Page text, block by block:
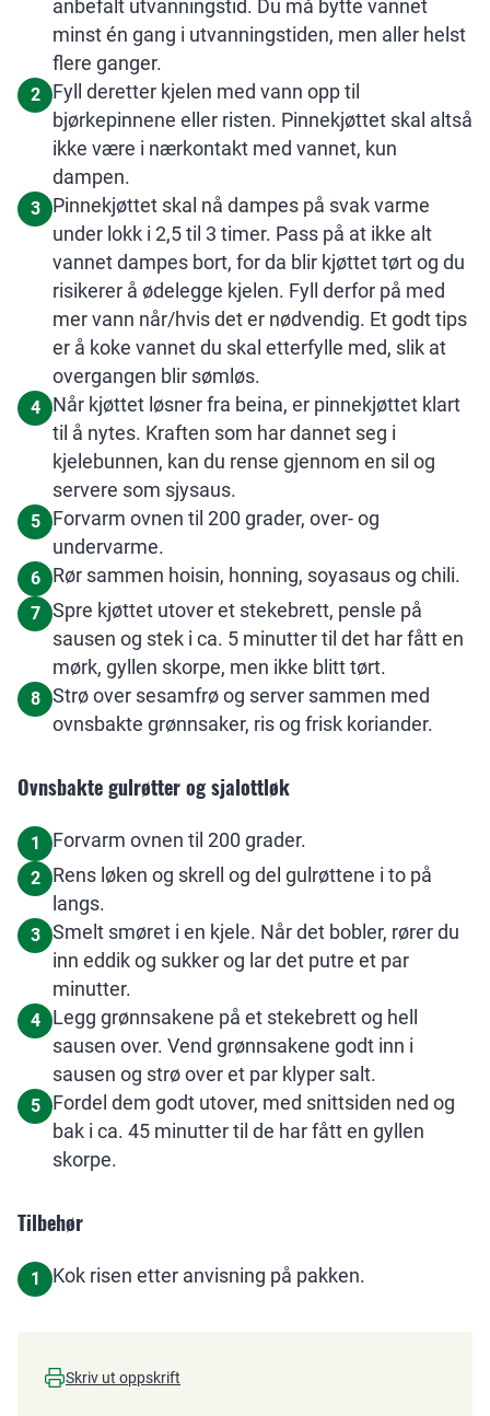
anbefalt utvanningstid. Du må bytte vannet
minst én gang i utvanningstiden, men aller helst
flere ganger.
2
Fyll deretter kjelen med vann opp til
bjørkepinnene eller risten. Pinnekjøttet skal altså
ikke være i nærkontakt med vannet, kun
dampen.
3
Pinnekjøttet skal nå dampes på svak varme
under lokk i 2,5 til 3 timer. Pass på at ikke alt
vannet dampes bort, for da blir kjøttet tørt og du
risikerer å ødelegge kjelen. Fyll derfor på med
mer vann når/hvis det er nødvendig. Et godt tips
er å koke vannet du skal etterfylle med, slik at
overgangen blir sømløs.
4
Når kjøttet løsner fra beina, er pinnekjøttet klart
til å nytes. Kraften som har dannet seg i
kjelebunnen, kan du rense gjennom en sil og
servere som sjysaus.
5
Forvarm ovnen til 200 grader, over- og
undervarme.
6 Rør sammen hoisin, honning, soyasaus og chili.
7
Spre kjøttet utover et stekebrett, pensle på
sausen og stek i ca. 5 minutter til det har fått en
mørk, gyllen skorpe, men ikke blitt tørt.
8
Strø over sesamfrø og server sammen med
ovnsbakte grønnsaker, ris og frisk koriander.
Ovnsbakte gulrøtter og sjalottløk
1 Forvarm ovnen til 200 grader.
2
Rens løken og skrell og del gulrøttene i to på
langs.
3
Smelt smøret i en kjele. Når det bobler, rører du
inn eddik og sukker og lar det putre et par
minutter.
4
Legg grønnsakene på et stekebrett og hell
sausen over. Vend grønnsakene godt inn i
sausen og strø over et par klyper salt.
5
Fordel dem godt utover, med snittsiden ned og
bak i ca. 45 minutter til de har fått en gyllen
skorpe.
Tilbehør
1 Kok risen etter anvisning på pakken.
Skriv ut oppskrift